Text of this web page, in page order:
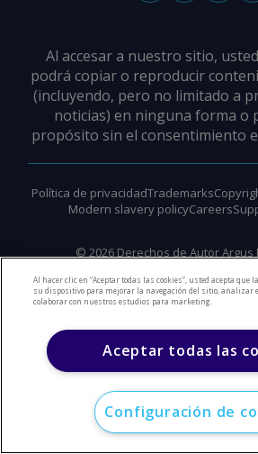
Al accesar a nuestro sitio,
podrá copiar o reproducir
(incluyendo, pero no limitado a
noticias) en ninguna forma o
propósito sin el consentimiento
© 2026 Derechos de Autor Argus
Política de privacidadTrademarks
Modern slavery policyCareers
Al hacer clic en “Aceptar todas las cookies”, usted acepta que
su dispositivo para mejorar la navegación del sitio, analizar
colaborar con nuestros estudios para marketing.
Aceptar todas las
Configuración de